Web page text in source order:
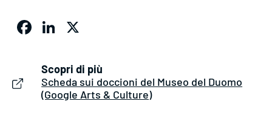
Facebook
LinkedIn
Scopri di più
Scheda sui doccioni del Museo del Duomo
(Google Arts & Culture)